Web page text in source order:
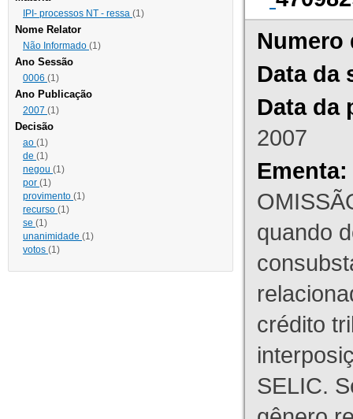
IPI- processos NT - ressa (1)
Nome Relator
Não Informado (1)
Ano Sessão
0006 (1)
Ano Publicação
2007 (1)
Decisão
ao (1)
de (1)
negou (1)
por (1)
provimento (1)
recurso (1)
se (1)
unanimidade (1)
votos (1)
Numero
Data da
Data da
2007
Ementa:
quando
crédito
SELIC.